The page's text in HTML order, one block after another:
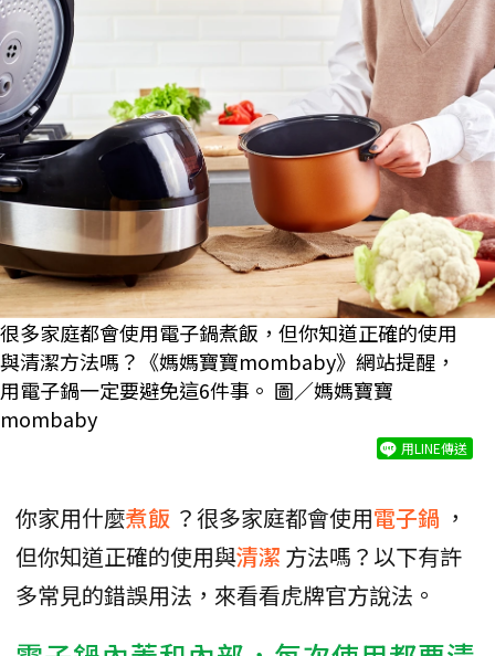
很多家庭都會使用電子鍋煮飯，但你知道正確的使用
與清潔方法嗎？《媽媽寶寶mombaby》網站提醒，
用電子鍋一定要避免這6件事。 圖／媽媽寶寶
mombaby
用LINE傳送
你家用什麼煮飯 ？很多家庭都會使用電子鍋 ，
但你知道正確的使用與清潔 方法嗎？以下有許
多常見的錯誤用法，來看看虎牌官方說法。